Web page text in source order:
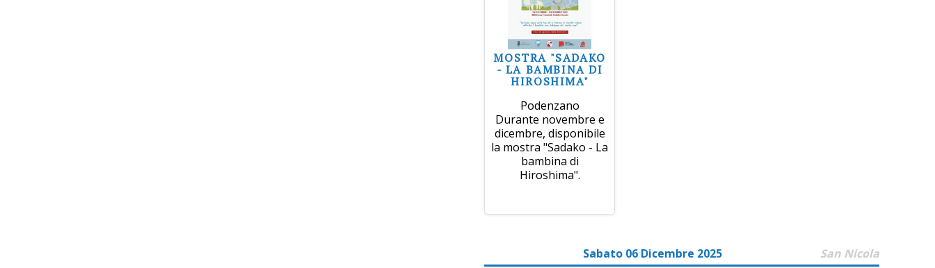
MOSTRA "SADAKO
- LA BAMBINA DI
HIROSHIMA"
Podenzano
Durante novembre e
dicembre, disponibile
la mostra "Sadako - La
bambina di
Hiroshima".
Sabato 06 Dicembre 2025 San Nicola